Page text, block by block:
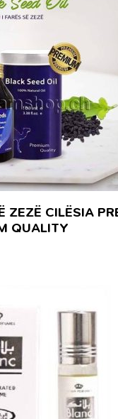
ZEZË CILËSIA
QUALITY